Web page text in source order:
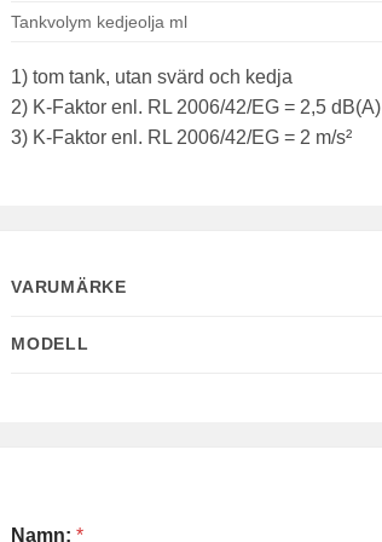
Tankvolym kedjeolja ml
1) tom tank, utan svärd och kedja
2) K-Faktor enl. RL 2006/42/EG = 2,5 dB(A)
3) K-Faktor enl. RL 2006/42/EG = 2 m/s²
VARUMÄRKE
MODELL
Namn:*